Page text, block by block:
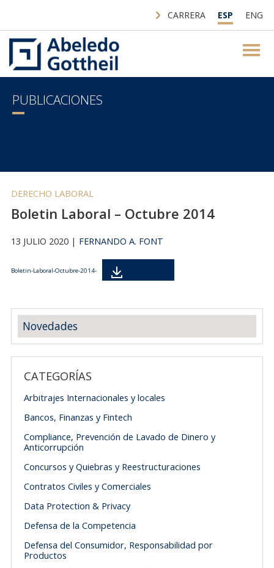
CARRERA ESP ENG
PUBLICACIONES
DERECHO LABORAL
Boletin Laboral – Octubre 2014
13 JULIO 2020 | FERNANDO A. FONT
Boletin-Laboral-Octubre-2014-
Novedades
CATEGORÍAS
Arbitrajes Internacionales y locales
Bancos, Finanzas y Fintech
Compliance, Prevención de Lavado de Dinero y
Anticorrupción
Concursos y Quiebras y Reestructuraciones
Contratos Civiles y Comerciales
Data Protection & Privacy
Defensa de la Competencia
Defensa del Consumidor, Responsabilidad por
Productos